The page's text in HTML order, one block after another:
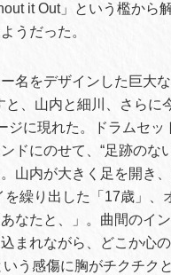
it Out」という檻から
うだった。
名をデザインした巨大
、山内と細川、さらに
に現れた。ドラムセ
ドにのせて、“足跡のな
山内が大きく足を開き、
繰り出した「17歳」、
なたと、」。曲間のイ
まれながら、どこか心
う感傷に胸がチクチク